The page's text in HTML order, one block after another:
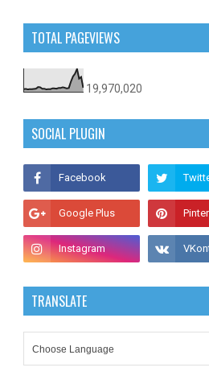
TOTAL PAGEVIEWS
19,970,020
SOCIAL PLUGIN
TRANSLATE